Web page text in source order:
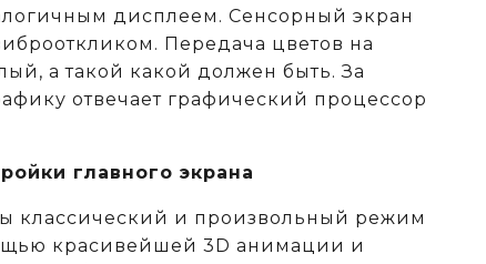
дисплеем. Сенсорный экран
Передача цветов на
а такой какой должен быть. За
отвечает графический процессор
главного экрана
классический и произвольный режим
красивейшей 3D анимации и